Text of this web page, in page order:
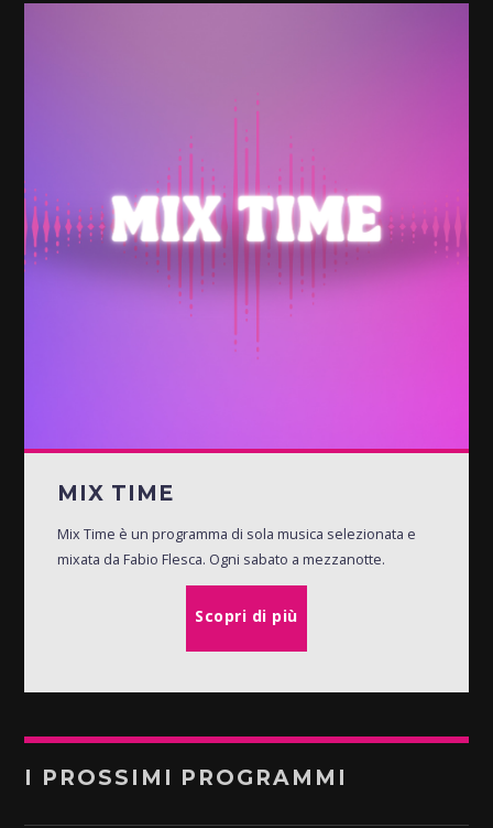
MIX TIME
Mix Time è un programma di sola musica selezionata e
mixata da Fabio Flesca. Ogni sabato a mezzanotte.
Scopri di più
I PROSSIMI PROGRAMMI